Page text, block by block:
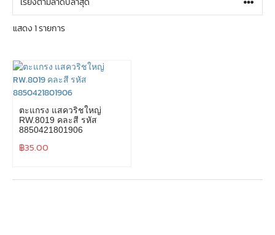
แสดง 1 รายการ
ตะแกรง แสควริชใหญ่
RW.8019 คละสี รหัส
8850421801906
฿35.00